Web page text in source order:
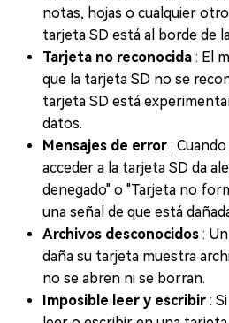
notas, hojas o cualquier
tarjeta SD está al borde de
Tarjeta no reconocida : El
que la tarjeta SD no se
tarjeta SD está
datos.
Mensajes de error :
acceder a la tarjeta SD da
denegado" o "Tarjeta no
una señal de que está
Archivos desconocidos :
daña su tarjeta muestra
no se abren ni se borran.
Imposible leer y escribir :